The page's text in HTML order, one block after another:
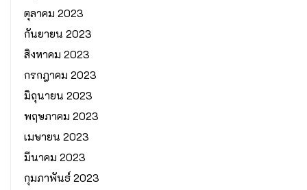
ตุลาคม 2023
กันยายน 2023
สิงหาคม 2023
กรกฎาคม 2023
มิถุนายน 2023
พฤษภาคม 2023
เมษายน 2023
มีนาคม 2023
กุมภาพันธ์ 2023